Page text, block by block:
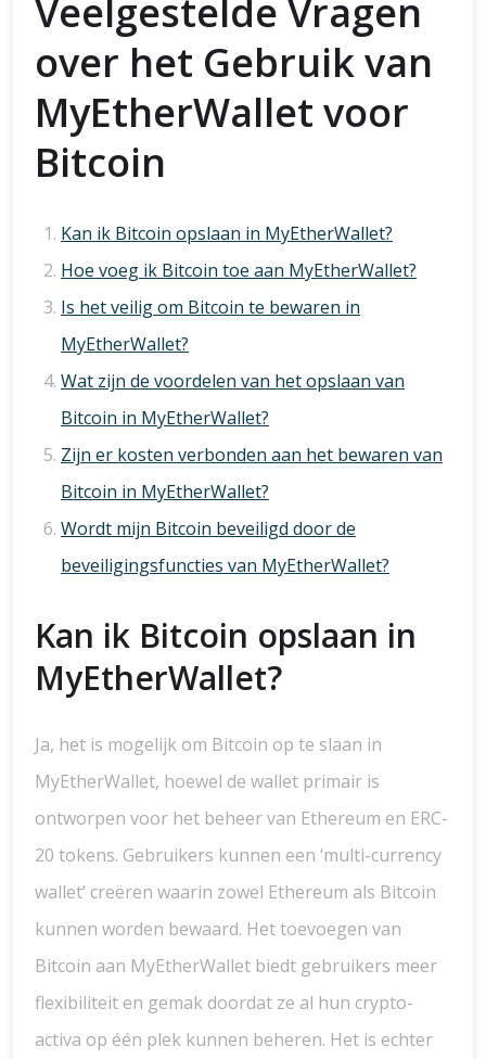
Veelgestelde Vragen
over het Gebruik van
MyEtherWallet voor
Bitcoin
Kan ik Bitcoin opslaan in MyEtherWallet?
Hoe voeg ik Bitcoin toe aan MyEtherWallet?
Is het veilig om Bitcoin te bewaren in
MyEtherWallet?
Wat zijn de voordelen van het opslaan van
Bitcoin in MyEtherWallet?
Zijn er kosten verbonden aan het bewaren van
Bitcoin in MyEtherWallet?
Wordt mijn Bitcoin beveiligd door de
beveiligingsfuncties van MyEtherWallet?
Kan ik Bitcoin opslaan in
MyEtherWallet?
Ja, het is mogelijk om Bitcoin op te slaan in
MyEtherWallet, hoewel de wallet primair is
ontworpen voor het beheer van Ethereum en ERC-
20 tokens. Gebruikers kunnen een ‘multi-currency
wallet’ creëren waarin zowel Ethereum als Bitcoin
kunnen worden bewaard. Het toevoegen van
Bitcoin aan MyEtherWallet biedt gebruikers meer
flexibiliteit en gemak doordat ze al hun crypto-
activa op één plek kunnen beheren. Het is echter